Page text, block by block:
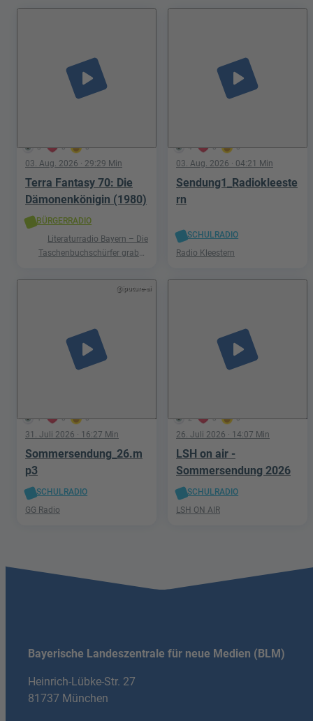
3 0 0
play_arrow
03. Aug. 2026 · 29:29 Min
Terra Fantasy 70: Die
Dämonenkönigin (1980)
BÜRGERRADIO
Literaturradio Bayern – Die
Taschenbuchschürfer graben
Phantastik
4 0 0
play_arrow
03. Aug. 2026 · 04:21 Min
Sendung1_Radiokleeste
rn
SCHULRADIO
Radio Kleestern
@iputure-ai
1 0 0
play_arrow
31. Juli 2026 · 16:27 Min
Sommersendung_26.m
p3
SCHULRADIO
GG Radio
2 3 0
play_arrow
26. Juli 2026 · 14:07 Min
LSH on air -
Sommersendung 2026
SCHULRADIO
LSH ON AIR
Bayerische Landeszentrale für neue Medien (BLM)
Heinrich-Lübke-Str. 27
81737 München